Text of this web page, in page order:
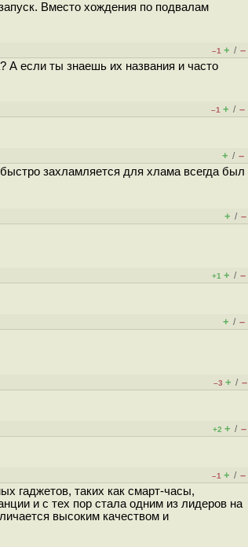
Вместо хождения по подвалам
–1 + / –
если ты знаешь их названия и часто
–1 + / –
+ / –
захламляется для хлама всегда был
+ / –
+1 + / –
+ / –
–3 + / –
+2 + / –
–1 + / –
гаджетов, таких как смарт-часы,
и с тех пор стала одним из лидеров на
высоким качеством и